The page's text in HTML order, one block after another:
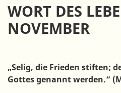
WORT DES
NOVEMBER
„Selig, die Frieden stiften;
Gottes genannt werden.“